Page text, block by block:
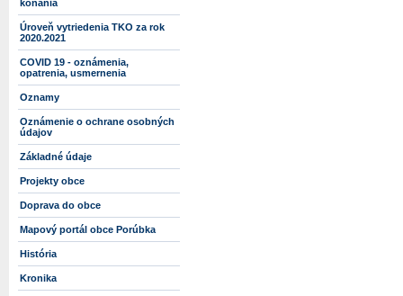
konania
Úroveň vytriedenia TKO za rok
2020.2021
COVID 19 - oznámenia,
opatrenia, usmernenia
Oznamy
Oznámenie o ochrane osobných
údajov
Základné údaje
Projekty obce
Doprava do obce
Mapový portál obce Porúbka
História
Kronika